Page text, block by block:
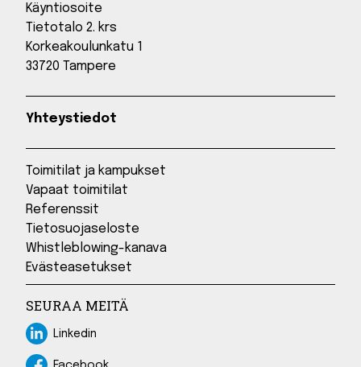
Käyntiosoite
Tietotalo 2. krs
Korkeakoulunkatu 1
33720 Tampere
Yhteystiedot
Toimitilat ja kampukset
Vapaat toimitilat
Referenssit
Tietosuojaseloste
Whistleblowing-kanava
Evästeasetukset
SEURAA MEITÄ
LinkedinLinkedin